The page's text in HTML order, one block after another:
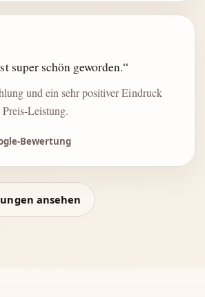
super schön geworden.“
und ein sehr positiver Eindruck
Leistung.
Bewertung
ansehen